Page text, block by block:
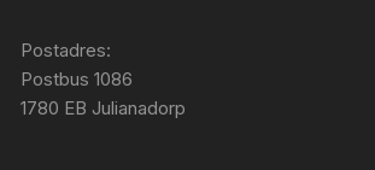
Postadres:
Postbus 1086
1780 EB Julianadorp